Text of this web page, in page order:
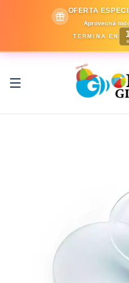
OFERTA
Aprovechá
TERMINA EN